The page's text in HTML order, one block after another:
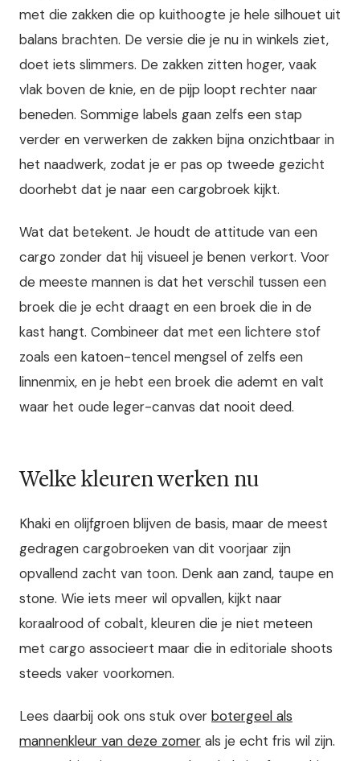
met die zakken die op kuithoogte je hele silhouet uit
balans brachten. De versie die je nu in winkels ziet,
doet iets slimmers. De zakken zitten hoger, vaak
vlak boven de knie, en de pijp loopt rechter naar
beneden. Sommige labels gaan zelfs een stap
verder en verwerken de zakken bijna onzichtbaar in
het naadwerk, zodat je er pas op tweede gezicht
doorhebt dat je naar een cargobroek kijkt.
Wat dat betekent. Je houdt de attitude van een
cargo zonder dat hij visueel je benen verkort. Voor
de meeste mannen is dat het verschil tussen een
broek die je echt draagt en een broek die in de
kast hangt. Combineer dat met een lichtere stof
zoals een katoen-tencel mengsel of zelfs een
linnenmix, en je hebt een broek die ademt en valt
waar het oude leger-canvas dat nooit deed.
Welke kleuren werken nu
Khaki en olijfgroen blijven de basis, maar de meest
gedragen cargobroeken van dit voorjaar zijn
opvallend zacht van toon. Denk aan zand, taupe en
stone. Wie iets meer wil opvallen, kijkt naar
koraalrood of cobalt, kleuren die je niet meteen
met cargo associeert maar die in editoriale shoots
steeds vaker voorkomen.
Lees daarbij ook ons stuk over botergeel als
mannenkleur van deze zomer als je echt fris wil zijn.